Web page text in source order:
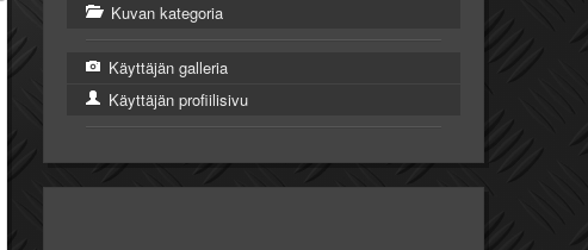
Kuvan kategoria
Käyttäjän galleria
Käyttäjän profiilisivu